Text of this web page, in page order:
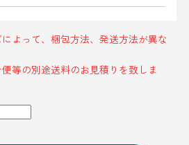
よって、梱包方法、発送方法が異な
等の別途送料のお見積りを致しま